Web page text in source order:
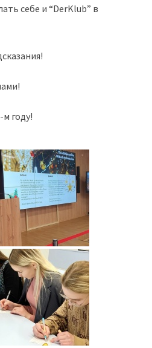
себе и “DerKlub” в
году!